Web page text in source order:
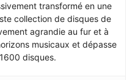
transformé en une
collection de disques de
agrandie au fur et à
musicaux et dépasse
disques.